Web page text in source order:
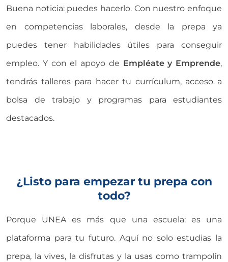
Buena noticia: puedes hacerlo. Con nuestro enfoque
en competencias laborales, desde la prepa ya
puedes tener habilidades útiles para conseguir
empleo. Y con el apoyo de Empléate y Emprende,
tendrás talleres para hacer tu currículum, acceso a
bolsa de trabajo y programas para estudiantes
destacados.
¿Listo para empezar tu prepa con
todo?
Porque UNEA es más que una escuela: es una
plataforma para tu futuro. Aquí no solo estudias la
prepa, la vives, la disfrutas y la usas como trampolín